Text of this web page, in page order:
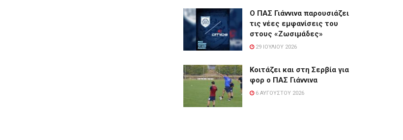
Ο ΠΑΣ Γιάννινα παρουσιάζει
τις νέες εμφανίσεις του
στους «Ζωσιμάδες»
29 ΙΟΥΛΊΟΥ 2026
Κοιτάζει και στη Σερβία για
φορ ο ΠΑΣ Γιάννινα
6 ΑΥΓΟΎΣΤΟΥ 2026